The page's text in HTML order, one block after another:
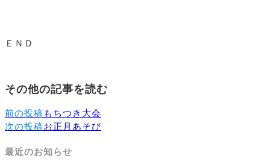
ＥＮＤ
その他の記事を読む
前の投稿もちつき大会
次の投稿お正月あそび
最近のお知らせ